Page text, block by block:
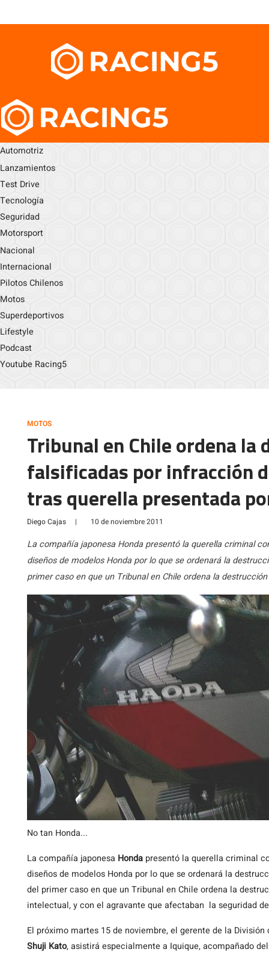
Automotriz
Lanzamientos
Test Drive
Tecnología
Seguridad
Motorsport
Nacional
Internacional
Pilotos Chilenos
Motos
Superdeportivos
Lifestyle
Podcast
Youtube Racing5
MOTOS
Tribunal en Chile ordena
falsificadas por infracción
tras querella presentada
Diego Cajas | 10 de noviembre 2011
La compañía japonesa Honda presentó la querella criminal
diseños de modelos Honda por lo que se ordenará la
primer caso en que un Tribunal en Chile ordena la
No tan Honda...
La compañía japonesa Honda presentó la querella criminal
diseños de modelos Honda por lo que se ordenará la
del primer caso en que un Tribunal en Chile ordena la
intelectual, y con el agravante que afectaban la seguridad
El próximo martes 15 de noviembre, el gerente de la
Shuji Kato, asistirá especialmente a Iquique, acompañado